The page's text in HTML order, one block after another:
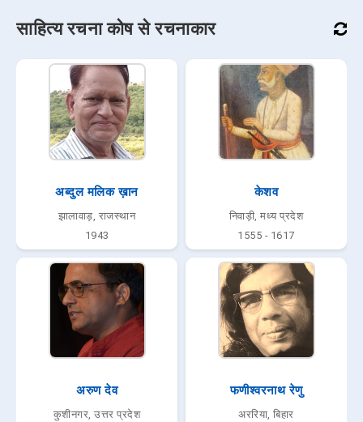
साहित्य रचना कोष से रचनाकार
अब्दुल मलिक ख़ान
झालावाड़, राजस्थान
1943
केशव
निवाड़ी, मध्य प्रदेश
1555 - 1617
अरुण देव
कुशीनगर, उत्तर प्रदेश
फणीश्वरनाथ रेणु
अररिया, बिहार